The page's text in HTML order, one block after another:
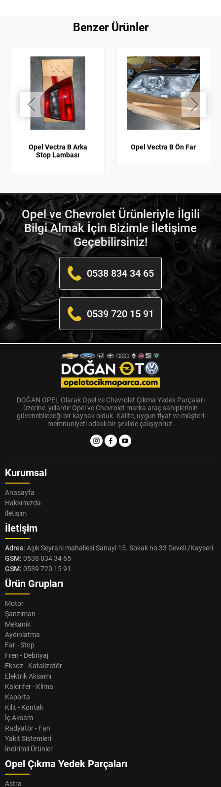
Benzer Ürünler
Opel Vectra B Arka
Stop Lambası
Opel Vectra B Ön Far
Opel ve Chevrolet Ürünleriyle İlgili
Bilgi Almak İçin Bizimle İletişime
Geçebilirsiniz!
0538 834 34 65
0539 720 15 91
DOĞAN OPEL Olarak Opel ve Chevrolet Çıkma Yedek Parçaları
üzerine, yıllardır Opel ve Chevrolet marka araç sahiplerinin
güvenebileceği bir kaynak olduk. Kalite, uygun fiyat ve müşteri
memnuniyeti odaklı bir şekilde çalışıyoruz.
Kurumsal
Anasayfa
Hakkımızda
İletişim
İletişim
Adres: Aşık Seyrani mahallesi Sanayi 15. Sokak no 33 Develi /Kayseri
GSM: 0538 834 34 65
GSM: 0539 720 15 91
Ürün Grupları
Motor
Şanzıman
Mekanik
Aydınlatma
Far - Stop
Fren - Debriyaj
Eksoz - Katalizatör
Elektrik Aksamı
Kalorifer - Klima
Kaporta
Kilit - Kontak
İç Aksam
Radyatör - Fan
Yakıt Sistemleri
İndirimli Ürünler
Opel Çıkma Yedek Parçaları
Astra